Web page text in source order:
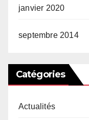
janvier 2020
septembre 2014
Catégories
Actualités